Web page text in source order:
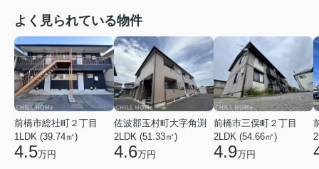
よく見られている物件
前橋市総社町２丁目
1LDK (39.74㎡)
4.5万円
佐波郡玉村町大字角渕
2LDK (51.33㎡)
4.6万円
前橋市三俣町２丁目
2LDK (54.66㎡)
4.9万円